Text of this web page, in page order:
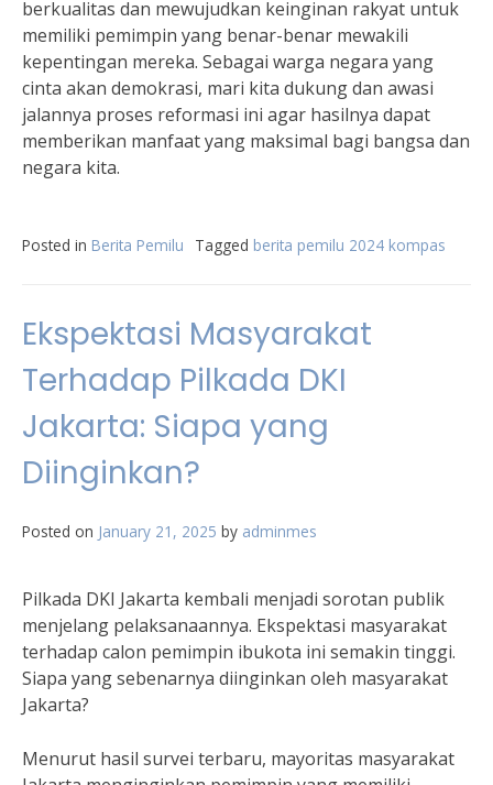
berkualitas dan mewujudkan keinginan rakyat untuk
memiliki pemimpin yang benar-benar mewakili
kepentingan mereka. Sebagai warga negara yang
cinta akan demokrasi, mari kita dukung dan awasi
jalannya proses reformasi ini agar hasilnya dapat
memberikan manfaat yang maksimal bagi bangsa dan
negara kita.
Posted in Berita Pemilu Tagged berita pemilu 2024 kompas
Ekspektasi Masyarakat
Terhadap Pilkada DKI
Jakarta: Siapa yang
Diinginkan?
Posted on January 21, 2025 by adminmes
Pilkada DKI Jakarta kembali menjadi sorotan publik
menjelang pelaksanaannya. Ekspektasi masyarakat
terhadap calon pemimpin ibukota ini semakin tinggi.
Siapa yang sebenarnya diinginkan oleh masyarakat
Jakarta?
Menurut hasil survei terbaru, mayoritas masyarakat